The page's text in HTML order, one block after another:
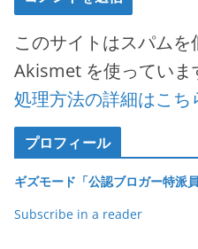
このサイトはスパムを
Akismet を使っていま
処理方法の詳細はこち
プロフィール
ギズモード「公認ブロガー特派員
Subscribe in a reader